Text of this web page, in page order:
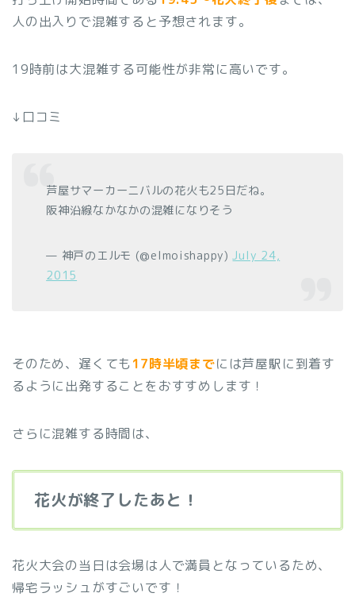
人の出入りで混雑すると予想されます。
19時前は大混雑する可能性が非常に高いです。
↓口コミ
芦屋サマーカーニバルの花火も25日だね。
阪神沿線なかなかの混雑になりそう
— 神戸のエルモ (@elmoishappy)July 24,
2015
そのため、遅くても 17時半頃までには芦屋駅に到着す
るように出発することをおすすめします！
さらに混雑する時間は、
花火が終了したあと！
花火大会の当日は会場は人で満員となっているため、
帰宅ラッシュがすごいです！